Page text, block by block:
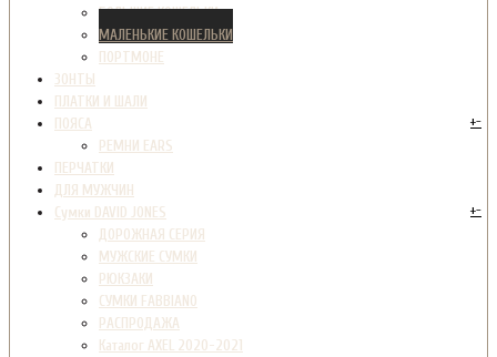
БОЛЬШИЕ КОШЕЛЬКИ
МАЛЕНЬКИЕ КОШЕЛЬКИ
ПОРТМОНЕ
ЗОНТЫ
ПЛАТКИ И ШАЛИ
ПОЯСА
+-
РЕМНИ EARS
ПЕРЧАТКИ
ДЛЯ МУЖЧИН
Сумки DAVID JONES
+-
ДОРОЖНАЯ СЕРИЯ
МУЖСКИЕ СУМКИ
РЮКЗАКИ
СУМКИ FABBIANO
РАСПРОДАЖА
Каталог AXEL 2020-2021